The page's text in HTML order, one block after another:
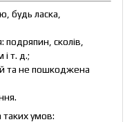
будь ласка,
подряпин, сколів,
т. д.;
та не пошкоджена
таких умов: